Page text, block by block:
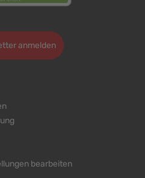
anmelden
bearbeiten